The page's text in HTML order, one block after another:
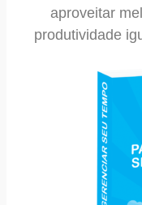
aproveitar
produtividade